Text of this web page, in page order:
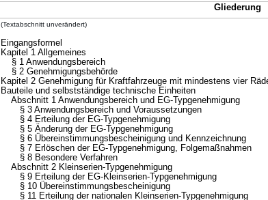
Gliederung
(Textabschnitt unverändert)
Eingangsformel
Kapitel 1 Allgemeines
§ 1 Anwendungsbereich
§ 2 Genehmigungsbehörde
Kapitel 2 Genehmigung für Kraftfahrzeuge mit mindestens vier
Bauteile und selbstständige technische Einheiten
Abschnitt 1 Anwendungsbereich und EG-Typgenehmigung
§ 3 Anwendungsbereich und Voraussetzungen
§ 4 Erteilung der EG-Typgenehmigung
§ 5 Änderung der EG-Typgenehmigung
§ 6 Übereinstimmungsbescheinigung und Kennzeichnung
§ 7 Erlöschen der EG-Typgenehmigung, Folgemaßnahmen
§ 8 Besondere Verfahren
Abschnitt 2 Kleinserien-Typgenehmigung
§ 9 Erteilung der EG-Kleinserien-Typgenehmigung
§ 10 Übereinstimmungsbescheinigung
§ 11 Erteilung der nationalen Kleinserien-Typgenehmigung